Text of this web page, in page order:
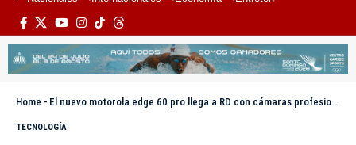
Home - El nuevo motorola edge 60 pro llega a RD con cámaras profesionales e integración de inteligencia artificial de última generación
TECNOLOGÍA